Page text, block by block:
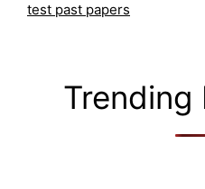
test past papers
Trending